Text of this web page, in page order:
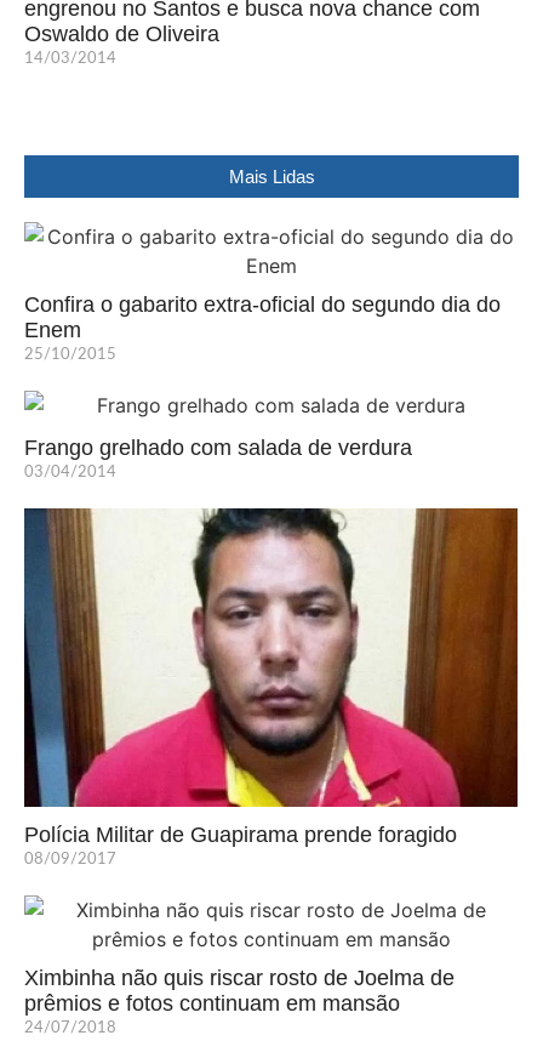
engrenou no Santos e busca nova chance com
Oswaldo de Oliveira
14/03/2014
Mais Lidas
Confira o gabarito extra-oficial do segundo dia do
Enem
25/10/2015
Frango grelhado com salada de verdura
03/04/2014
Polícia Militar de Guapirama prende foragido
08/09/2017
Ximbinha não quis riscar rosto de Joelma de
prêmios e fotos continuam em mansão
24/07/2018